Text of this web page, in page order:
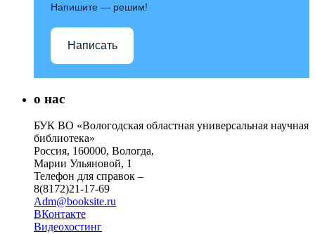
Напишите — решим!
Написать
о нас
БУК ВО «Вологодская областная универсальная научная
библиотека»
Россия, 160000, Вологда,
Марии Ульяновой, 1
Телефон для справок –
8(8172)21-17-69
Adm@booksite.ru
ВКонтакте
Видеохостинг